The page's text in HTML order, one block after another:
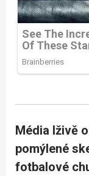
Média lživě
pomýlené
fotbalové